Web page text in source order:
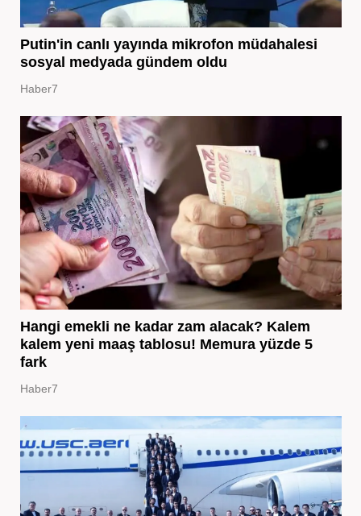
Putin'in canlı yayında mikrofon müdahalesi
sosyal medyada gündem oldu
Haber7
Hangi emekli ne kadar zam alacak? Kalem
kalem yeni maaş tablosu! Memura yüzde 5
fark
Haber7